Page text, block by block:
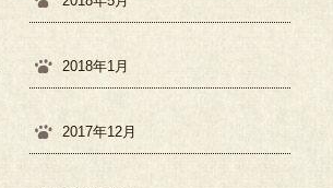
2018年1月
2017年12月